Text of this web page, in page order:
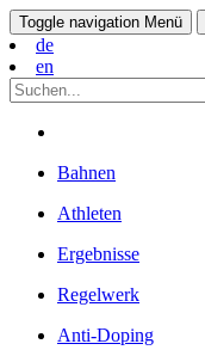
Toggle navigation Menü
de
en
Bahnen
Athleten
Ergebnisse
Regelwerk
Anti-Doping